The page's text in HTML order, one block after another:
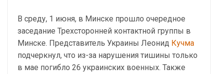
В среду, 1 июня, в Минске прошло очередное
заседание Трехсторонней контактной группы в
Минске. Представитель Украины Леонид Кучма
подчеркнул, что из-за нарушения тишины только
в мае погибло 26 украинских военных. Также